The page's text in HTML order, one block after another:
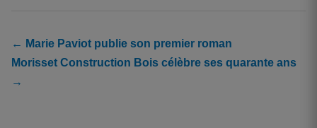
← Marie Paviot publie son premier roman
Morisset Construction Bois célèbre ses quarante ans​​
→